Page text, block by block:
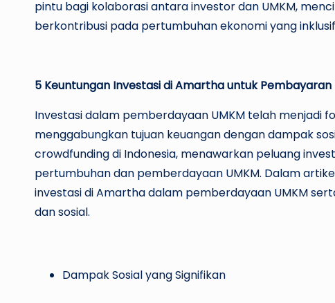
pintu bagi kolaborasi antara investor dan UMKM,
berkontribusi pada pertumbuhan ekonomi yang
5 Keuntungan Investasi di Amartha untuk Pembayaran
Investasi dalam pemberdayaan UMKM telah menjadi
menggabungkan tujuan keuangan dengan dampak
crowdfunding di Indonesia, menawarkan peluang
pertumbuhan dan pemberdayaan UMKM. Dalam
investasi di Amartha dalam pemberdayaan UMKM
dan sosial.
Dampak Sosial yang Signifikan